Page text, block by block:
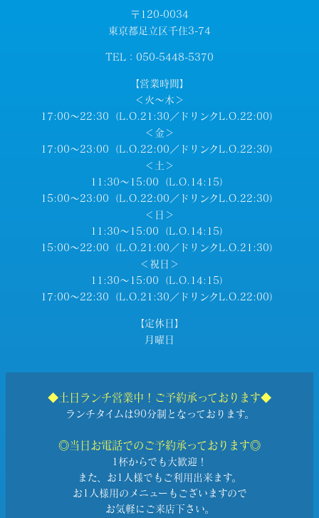
〒120-0034
東京都足立区千住3-74
TEL：050-5448-5370
【営業時間】
＜火～木＞
17:00～22:30（L.O.21:30／ドリンクL.O.22:00）
＜金＞
17:00～23:00（L.O.22:00／ドリンクL.O.22:30）
＜土＞
11:30～15:00（L.O.14:15）
15:00～23:00（L.O.22:00／ドリンクL.O.22:30）
＜日＞
11:30～15:00（L.O.14:15）
15:00～22:00（L.O.21:00／ドリンクL.O.21:30）
＜祝日＞
11:30～15:00（L.O.14:15）
17:00～22:30（L.O.21:30／ドリンクL.O.22:00）
【定休日】
月曜日
◆土日ランチ営業中！ご予約承っております◆
ランチタイムは90分制となっております。
◎当日お電話でのご予約承っております◎
1杯からでも大歓迎！
また、お1人様でもご利用出来ます。
お1人様用のメニューもございますので
お気軽にご来店下さい。